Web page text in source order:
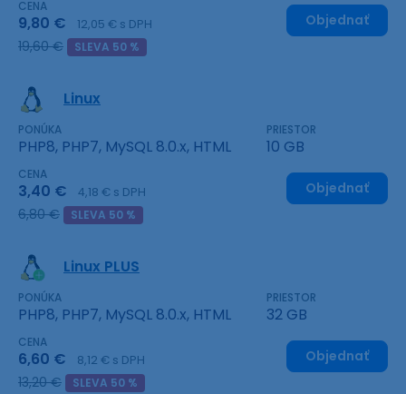
CENA
9,80 € 12,05 € s DPH
19,60 € SLEVA 50 %
Objednať
Linux
PONÚKA
PHP8, PHP7, MySQL 8.0.x, HTML
PRIESTOR
10 GB
CENA
3,40 € 4,18 € s DPH
6,80 € SLEVA 50 %
Objednať
Linux PLUS
PONÚKA
PHP8, PHP7, MySQL 8.0.x, HTML
PRIESTOR
32 GB
CENA
6,60 € 8,12 € s DPH
13,20 € SLEVA 50 %
Objednať